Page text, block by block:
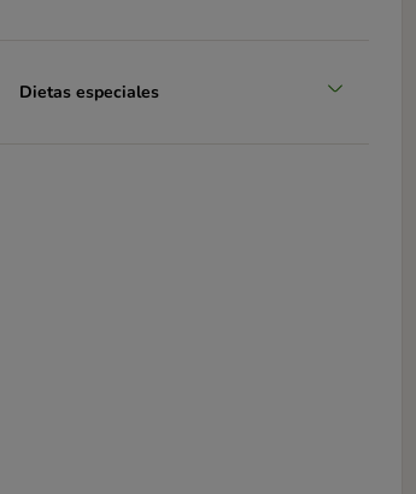
Dietas especiales